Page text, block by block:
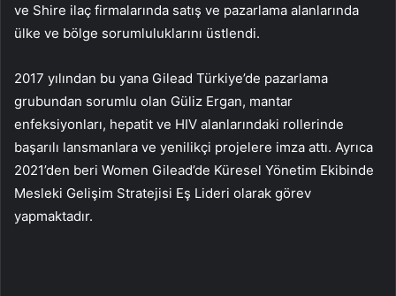
ve Shire ilaç firmalarında satış ve pazarlama alanlarında
ülke ve bölge sorumluluklarını üstlendi.
2017 yılından bu yana Gilead Türkiye’de pazarlama
grubundan sorumlu olan Güliz Ergan, mantar
enfeksiyonları, hepatit ve HIV alanlarındaki rollerinde
başarılı lansmanlara ve yenilikçi projelere imza attı. Ayrıca
2021’den beri Women Gilead’de Küresel Yönetim Ekibinde
Mesleki Gelişim Stratejisi Eş Lideri olarak görev
yapmaktadır.